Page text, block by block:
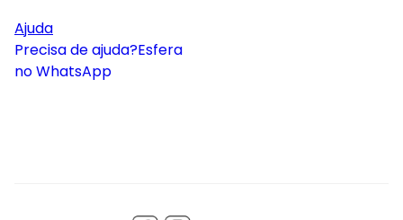
Ajuda
Precisa de ajuda?Esfera
no WhatsApp